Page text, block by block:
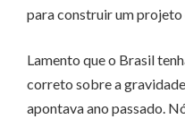
para construir um projeto
Lamento que o Brasil
correto sobre a
apontava ano passado.